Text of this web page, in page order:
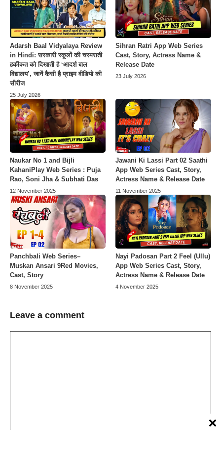
Adarsh Baal Vidyalaya Review
in Hindi: सरकारी स्कूलों की चरमराती
हकीकत को दिखाती है ‘आदर्श बाल
विद्यालय’, जानें कैसी है प्राइम वीडियो की
सीरीज
25 July 2026
Sihran Ratri App Web Series
Cast, Story, Actress Name &
Release Date
23 July 2026
Naukar No 1 and Bijli
KahaniPlay Web Series : Puja
Rao, Soni Jha & Subhati Das
12 November 2025
Jawani Ki Lassi Part 02 Saathi
App Web Series Cast, Story,
Actress Name & Release Date
11 November 2025
Panchbali Web Series–
Muskan Ansari 9Red Movies,
Cast, Story
8 November 2025
Nayi Padosan Part 2 Feel (Ullu)
App Web Series Cast, Story,
Actress Name & Release Date
4 November 2025
Leave a comment